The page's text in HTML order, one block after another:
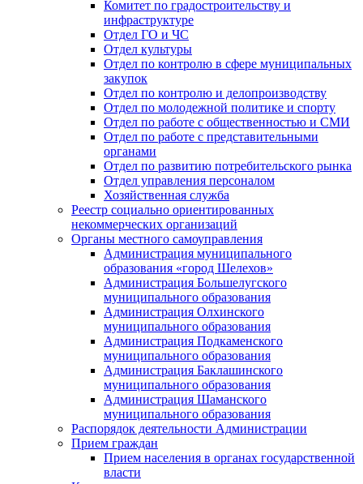
Комитет по градостроительству и
инфраструктуре
Отдел ГО и ЧС
Отдел культуры
Отдел по контролю в сфере муниципальных
закупок
Отдел по контролю и делопроизводству
Отдел по молодежной политике и спорту
Отдел по работе с общественностью и СМИ
Отдел по работе с представительными
органами
Отдел по развитию потребительского рынка
Отдел управления персоналом
Хозяйственная служба
Реестр социально ориентированных
некоммерческих организаций
Органы местного самоуправления
Администрация муниципального
образования «город Шелехов»
Администрация Большелугского
муниципального образования
Администрация Олхинского
муниципального образования
Администрация Подкаменского
муниципального образования
Администрация Баклашинского
муниципального образования
Администрация Шаманского
муниципального образования
Распорядок деятельности Администрации
Прием граждан
Прием населения в органах государственной
власти